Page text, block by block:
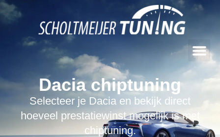
Dacia chiptuning
Selecteer je Dacia en bekijk direct
hoeveel prestatiewinst mogelijk is met
chiptuning.